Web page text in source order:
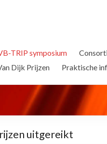
TRIP symposium
Dijk Prijzen Praktische
uitgereikt